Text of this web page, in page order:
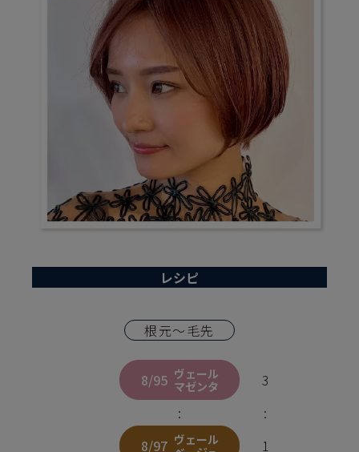
レシピ
根元〜毛先
8/95 ヴェール
マゼンタ
3
:
:
8/97 ヴェール
1